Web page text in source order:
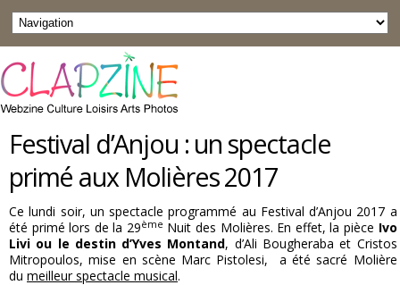
Festival d’Anjou : un spectacle
primé aux Molières 2017
Ce lundi soir, un spectacle programmé au Festival d’Anjou 2017 a
été primé lors de la 29ème Nuit des Molières. En effet, la pièce Ivo
Livi ou le destin d’Yves Montand, d’Ali Bougheraba et Cristos
Mitropoulos, mise en scène Marc Pistolesi, a été sacré Molière
du meilleur spectacle musical.